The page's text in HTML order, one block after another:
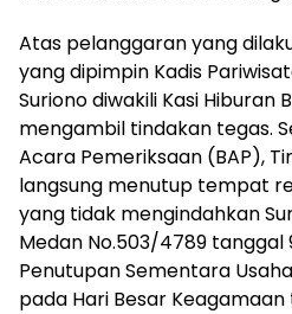
Atas pelanggaran yang
yang dipimpin Kadis
Suriono diwakili Kasi Hiburan
mengambil tindakan tegas.
Acara Pemeriksaan (BAP),
langsung menutup tempat
yang tidak mengindahkan
Medan No.503/4789 tanggal
Penutupan Sementara
pada Hari Besar